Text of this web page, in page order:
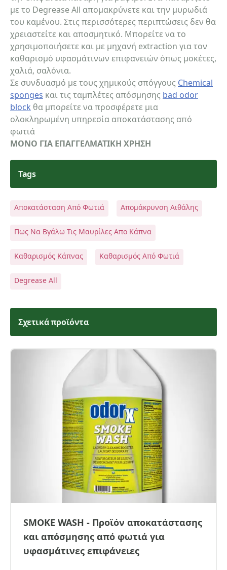
με το Degrease All απομακρύνετε και την μυρωδιά
του καμένου. Στις περισσότερες περιπτώσεις δεν θα
χρειαστείτε και αποσμητικό. Μπορείτε να το
χρησιμοποιήσετε και με μηχανή extraction για τον
καθαρισμό υφασμάτινων επιφανειών όπως μοκέτες,
χαλιά, σαλόνια.
Σε συνδυασμό με τους χημικούς σπόγγους Chemical
sponges και τις ταμπλέτες απόσμησης bad odor
block θα μπορείτε να προσφέρετε μια
ολοκληρωμένη υπηρεσία αποκατάστασης από
φωτιά
ΜΟΝΟ ΓΙΑ ΕΠΑΓΓΕΛΜΑΤΙΚΗ ΧΡΗΣΗ
Tags
Αποκατάσταση Από Φωτιά Απομάκρυνση Αιθάλης
Πως Να Βγάλω Τις Μαυρίλες Απο Κάπνα
Καθαρισμός Κάπνας Καθαρισμός Από Φωτιά
Degrease All
Σχετικά προϊόντα
SMOKE WASH - Προϊόν αποκατάστασης
και απόσμησης από φωτιά για
υφασμάτινες επιφάνειες